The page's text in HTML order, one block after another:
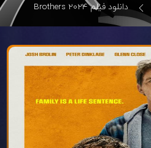
دانلود فیلم Brothers 2024